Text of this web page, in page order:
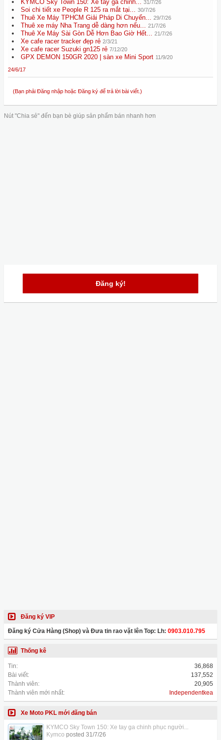
KYMCO Sky Town 150: Xe tay ga chinh... 31/7/26
Soi chi tiết xe People R 125 ra mắt tại... 30/7/26
Thuê Xe Máy TPHCM Giải Pháp Di Chuyển... 29/7/26
Thuê xe máy Nha Trang dễ dàng hơn nếu... 21/7/26
Thuê Xe Máy Sài Gòn Dễ Hơn Bao Giờ Hết... 21/7/26
Xe cafe racer tracker đẹp rẻ 2/3/21
Xe cafe racer Suzuki gn125 rẻ 7/12/20
GPX DEMON 150GR 2020 | sàn xe Mini Sport 11/9/20
24/6/17
(Bạn phải Đăng nhập hoặc Đăng ký để trả lời bài viết.)
Nút "Chia sẻ" đến bạn bè giúp sản phẩm bán nhanh hơn
Đăng ký!
Đăng ký VIP
Đăng ký Cửa Hàng (Shop) và Đưa tin rao vặt lên Top: Lh: 0903.010.795
Thống kê
Tin:
36,868
Bài viết:
137,552
Thành viên:
20,905
Thành viên mới nhất:
Independentkea
Xe Moto PKL mới đăng bán
KYMCO Sky Town 150: Xe tay ga chinh phục người...
Kymco posted 31/7/26